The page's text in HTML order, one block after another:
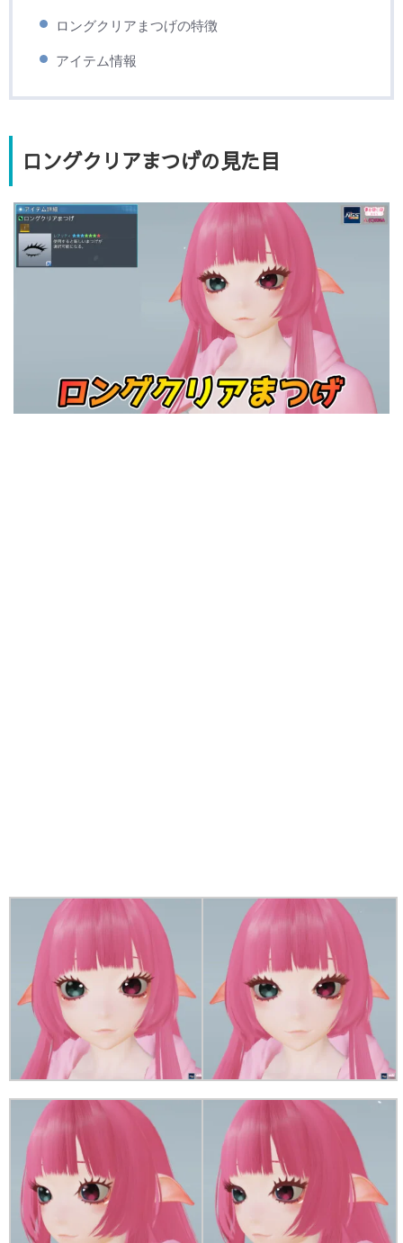
ロングクリアまつげの特徴
アイテム情報
ロングクリアまつげの見た目